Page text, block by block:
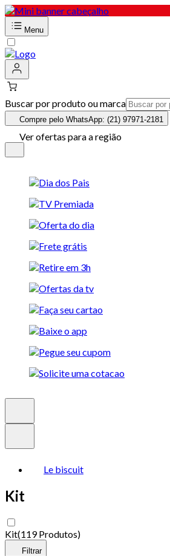
Menu
Buscar por produto ou marca
Compre pelo WhatsApp: (21) 97971-2181
Ver ofertas para a região
Le biscuit
Kit
Kit(119 Produtos)
Filtrar